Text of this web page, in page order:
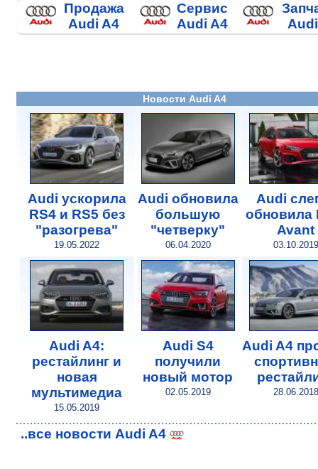
Продажа
Audi A4
Сервис
Audi A4
Новости Audi A4
Audi ускорила
RS4 и RS5 без
"разогрева"
19.05.2022
Audi обновила
большую
"четверку"
06.04.2020
Audi
обновила
Avant
03.10.2019
Audi A4:
рестайлинг и
новая
мультимедиа
15.05.2019
Audi S4
получили
новый мотор
02.05.2019
Audi A4
28.06.2018
..все новости Audi A4